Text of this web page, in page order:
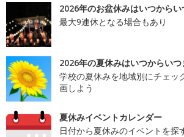
2026年のお盆休みはいつからい
最大9連休となる場合もあり
2026年の夏休みはいつからいつ
学校の夏休みを地域別にチェッ
画しよう
夏休みイベントカレンダー
日付から夏休みのイベントを探